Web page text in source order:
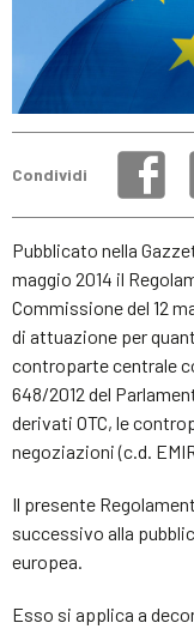
Condividi
Pubblicato nella
maggio 2014 il
Commissione del 12
di attuazione per
controparte centrale
648/2012 del
derivati OTC, le
negoziazioni (c.d.
Il presente
successivo alla
europea.
Esso si applica a